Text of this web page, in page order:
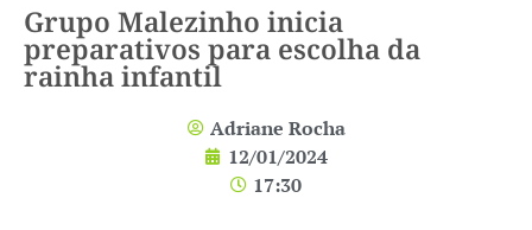
Grupo Malezinho inicia
preparativos para escolha da
rainha infantil
Adriane Rocha
12/01/2024
17:30